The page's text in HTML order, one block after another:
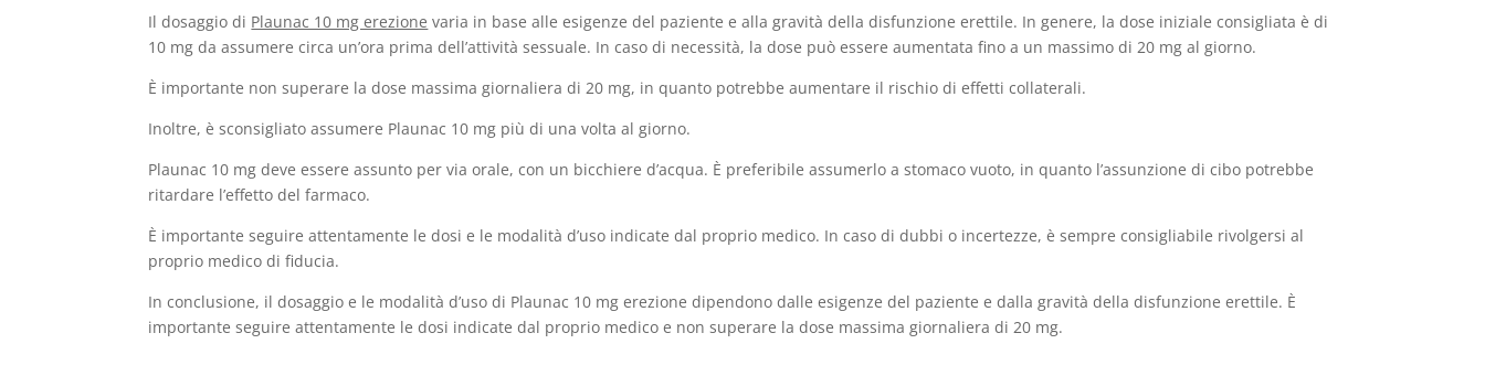
Il dosaggio di Plaunac 10 mg erezione varia in base alle esigenze del paziente e alla gravità della disfunzione erettile. In genere, la dose iniziale consigliata è di
10 mg da assumere circa un’ora prima dell’attività sessuale. In caso di necessità, la dose può essere aumentata fino a un massimo di 20 mg al giorno.
È importante non superare la dose massima giornaliera di 20 mg, in quanto potrebbe aumentare il rischio di effetti collaterali.
Inoltre, è sconsigliato assumere Plaunac 10 mg più di una volta al giorno.
Plaunac 10 mg deve essere assunto per via orale, con un bicchiere d’acqua. È preferibile assumerlo a stomaco vuoto, in quanto l’assunzione di cibo potrebbe
ritardare l’effetto del farmaco.
È importante seguire attentamente le dosi e le modalità d’uso indicate dal proprio medico. In caso di dubbi o incertezze, è sempre consigliabile rivolgersi al
proprio medico di fiducia.
In conclusione, il dosaggio e le modalità d’uso di Plaunac 10 mg erezione dipendono dalle esigenze del paziente e dalla gravità della disfunzione erettile. È
importante seguire attentamente le dosi indicate dal proprio medico e non superare la dose massima giornaliera di 20 mg.